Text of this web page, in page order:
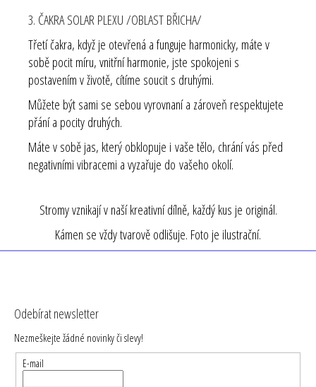
3. ČAKRA SOLAR PLEXU /OBLAST BŘICHA/
Třetí čakra, když je otevřená a funguje harmonicky, máte v
sobě pocit míru, vnitřní harmonie, jste spokojeni s
postavením v životě, cítíme soucit s druhými.
Můžete být sami se sebou vyrovnaní a zároveň respektujete
přání a pocity druhých.
Máte v sobě jas, který obklopuje i vaše tělo, chrání vás před
negativními vibracemi a vyzařuje do vašeho okolí.
Stromy vznikají v naší kreativní dílně, každý kus je originál.
Kámen se vždy tvarově odlišuje. Foto je ilustrační.
Odebírat newsletter
Nezmeškejte žádné novinky či slevy!
E-mail